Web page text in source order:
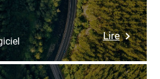
de
l’IA
:
concilier
humain
Lire:
.NET
: